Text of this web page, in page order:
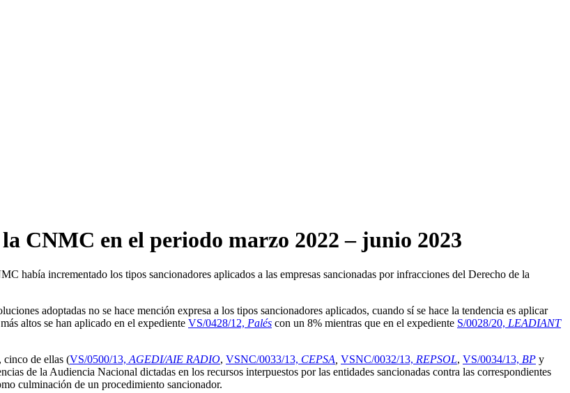
CNMC en el periodo marzo 2022 – junio 2023
había incrementado los tipos sancionadores aplicados a las empresas sancionadas por infracciones del Derecho de la
adoptadas no se hace mención expresa a los tipos sancionadores aplicados, cuando sí se hace la tendencia es aplicar
altos se han aplicado en el expediente VS/0428/12, Palés con un 8% mientras que en el expediente S/0028/20, LEADIANT
cinco de ellas (VS/0500/13, AGEDI/AIE RADIO, VSNC/0033/13, CEPSA VSNC/0032/13, REPSOL, VS/0034/13, BP y
de la Audiencia Nacional dictadas en los recursos interpuestos por las entidades sancionadas contra las correspondientes
culminación de un procedimiento sancionador.